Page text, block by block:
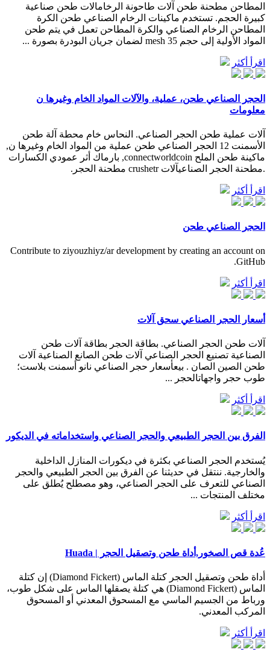
المطاحن مطحنة طحن آلات طاحونة الرخامالات طحن صناعية
كبيرة الحجم. تستخدم ماكينات الرخام الصناعي طحن الكرة
المطاحن الرخام الصناعي والكرة المطاحن تعمل في يتم طحن
المواد الأولية إلى حجم 35 mesh لضمان جريان البودرة بصورة ...
اقرأ أكثر
الحجر الصناعي طحن، عملية، والآلات المواد الخام وغيرها ن
معلومات
آلات عملية طحن الحجر الصناعي. النحاس خام محطة آلة طحن
الأسمنت 12 الحجر الصناعي طحن عملية من المواد الخام وغيرها ن,
ماكينة طحن الملح connectworldcoin, بارماك أثر عمودي الكسارات
.مطحنة الحجر الصناعيآلات crushetr مطحنة الحجر.
اقرأ أكثر
الحجر الصناعي طحن
Contribute to ziyouzhiyz/ar development by creating an account on
GitHub.
اقرأ أكثر
أسعار الحجر الصناعي سحق آلات
آلات طحن الحجر الصناعي. بطاقة الحجر بطاقة آلات طحن
الصناعية تصنيع الحجر الصناعي آلات طحن الصانع الصناعية آلات
طحن الصين الصان . بيعأسعار حجر الصناعي نانو أسمنت بلاست؛
طوب حجر واجهاتالحجر ...
اقرأ أكثر
الفرق بين الحجر الطبيعي والحجر الصناعي واستخداماته في الديكور
يُستخدم الحجر الصناعي بكثرة في ديكورات المنازل الداخلية
والخارجية. ننتقل في حديثنا عن الفرق بين الحجر الطبيعي والحجر
الصناعي للتعرف على الحجر الصناعي، وهو مصطلح يُطلق على
مختلف المنتجات ...
اقرأ أكثر
عُدة قص الصخور,أداة طحن وتصقيل الحجر | Huada
أداة طحن وتصقيل الحجر كتلة الماس (Diamond Fickert) إن كتلة
الماس (Diamond Fickert) هي كتلة يصقلها الماس على شكل طوب،
ورباط من الجسيم الماسي مع المسحوق المعدني أو المسحوق
المركب المعدني.
اقرأ أكثر